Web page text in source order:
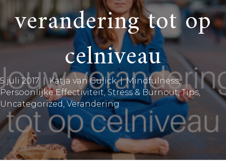
verandering tot op
celniveau
5 juli 2017 | Katja van Gulick|Mindfulness,
Persoonlijke Effectiviteit,Stress & Burnout,Tips,
Uncategorized, Verandering